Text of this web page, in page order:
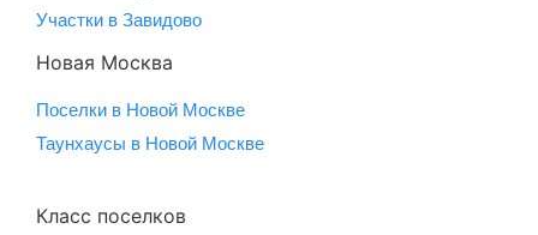
Участки в Завидово
Новая Москва
Поселки в Новой Москве
Таунхаусы в Новой Москве
Класс поселков